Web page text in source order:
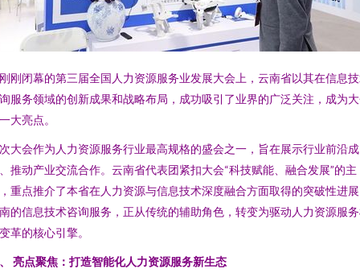
刚闭幕的第三届全国人力资源服务业发展大会上，云南省以其在信息
服务领域的创新成果和战略布局，成功吸引了业界的广泛关注，成为
大亮点。
大会作为人力资源服务行业最高规格的盛会之一，旨在展示行业前沿成
推动产业交流合作。云南省代表团紧扣大会“科技赋能、融合发展”的主
重点推介了本省在人力资源与信息技术深度融合方面取得的突破性进
的信息技术咨询服务，正从传统的辅助角色，转变为驱动人力资源服
革的核心引擎。
亮点聚焦：打造智能化人力资源服务新生态